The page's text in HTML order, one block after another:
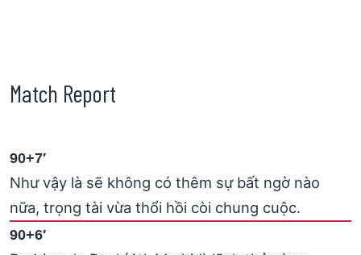
Match Report
90+7′
Như vậy là sẽ không có thêm sự bất ngờ nào
nữa, trọng tài vừa thổi hồi còi chung cuộc.
90+6′